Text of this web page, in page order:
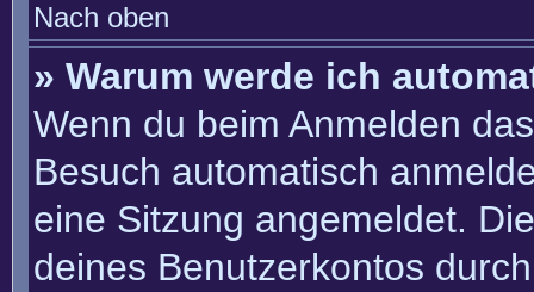
Nach oben
» Warum werde ich
Wenn du beim Anmelden
Besuch automatisch
eine Sitzung angemeldet.
deines Benutzerkontos